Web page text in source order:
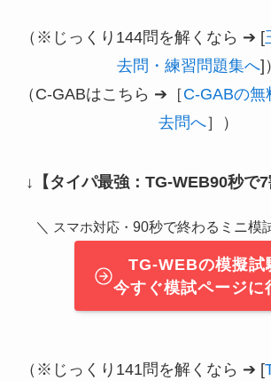
（※じっくり144問を解くなら ➔ [
去問・練習問題集へ]）
（C-GABはこちら ➔［C-GABの無
去問へ］）
↓ 【タイパ最強：TG-WEB90秒で7
＼ スマホ対応・ 90秒で終わるミニ模
TG-WEBの模擬試
今すぐ模試ページに
（※じっくり141問を解くなら ➔ [